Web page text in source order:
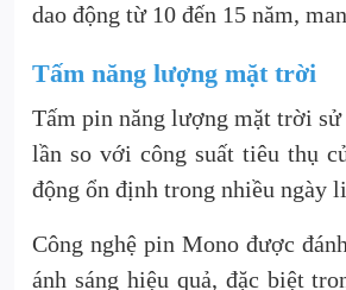
dao động từ 10 đến 15 năm,
Tấm năng lượng mặt trời
Tấm pin năng lượng mặt trời sử
lần so với công suất tiêu thụ
động ổn định trong nhiều ngày
Công nghệ pin Mono được
ánh sáng hiệu quả, đặc biệt